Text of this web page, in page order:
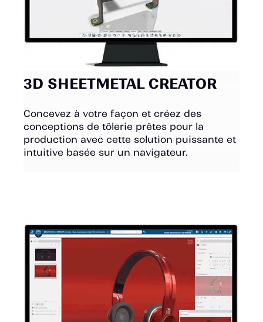
3D SHEETMETAL CREATOR
Concevez à votre façon et créez des
conceptions de tôlerie prêtes pour la
production avec cette solution puissante et
intuitive basée sur un navigateur.